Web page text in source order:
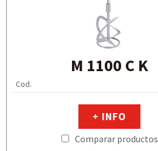
M 1100 C K
Cod.
+ INFO
Comparar productos